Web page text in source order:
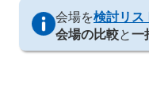
会場を検討リス
会場の比較と一